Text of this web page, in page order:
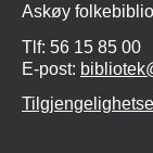
Askøy
Tlf: 56 15 85 00
E-post: